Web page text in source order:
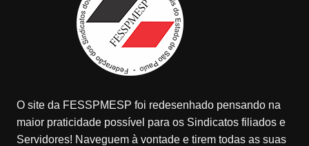
O site da FESSPMESP foi redesenhado pensando na
maior praticidade possível para os Sindicatos filiados e
Servidores! Naveguem à vontade e tirem todas as suas